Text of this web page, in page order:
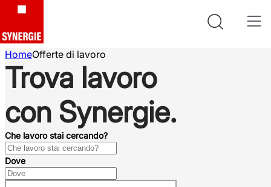
HomeOfferte di lavoro
Trova lavoro
con Synergie.
Che lavoro stai cercando?
Dove